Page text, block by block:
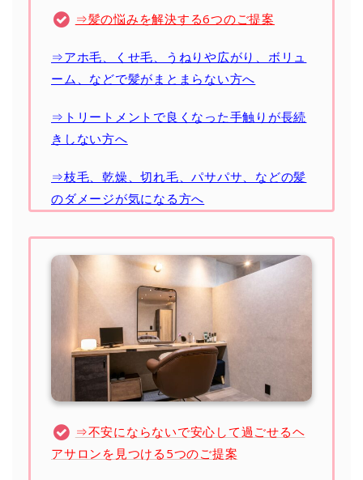
⇒髪の悩みを解決する6つのご提案
⇒アホ毛、くせ毛、うねりや広がり、ボリュ
ーム、などで髪がまとまらない方へ
⇒トリートメントで良くなった手触りが長続
きしない方へ
⇒枝毛、乾燥、切れ毛、パサパサ、などの髪
のダメージが気になる方へ
⇒不安にならないで安心して過ごせるヘ
アサロンを見つける5つのご提案